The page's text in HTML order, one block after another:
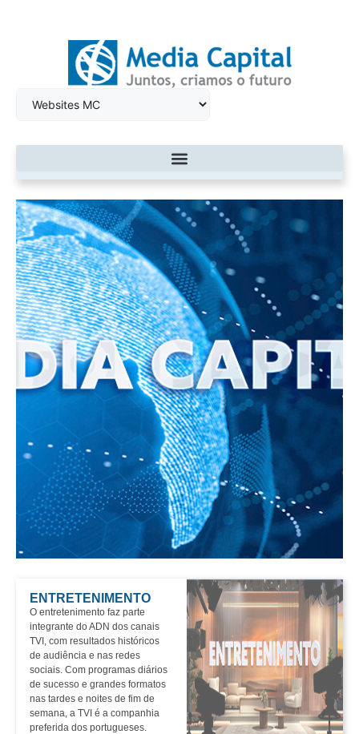
ENTRETENIMENTO
O entretenimento faz parte
integrante do ADN dos canais
TVI, com resultados históricos
de audiência e nas redes
sociais. Com programas diários
de sucesso e grandes formatos
nas tardes e noites de fim de
semana, a TVI é a companhia
preferida dos portugueses.